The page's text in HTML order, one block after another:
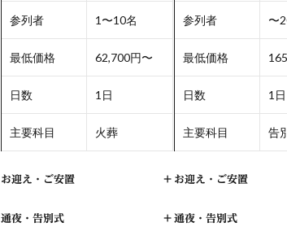
参列者 1〜10名
最低価格 62,700円〜
日数 1日
主要科目 火葬
お迎え・ご安置 +
通夜・告別式 +
参列者 〜
最低価格
日数 1日
主要科目 告
お迎え・ご安置
通夜・告別式